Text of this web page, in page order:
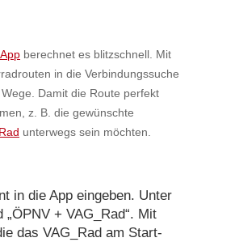
berechnet es blitzschnell. Mit
in die Verbindungssuche
Damit die Route perfekt
z. B. die gewünschte
unterwegs sein möchten.
in die App eingeben. Unter
+ VAG_Rad“. Mit
das VAG_Rad am Start-